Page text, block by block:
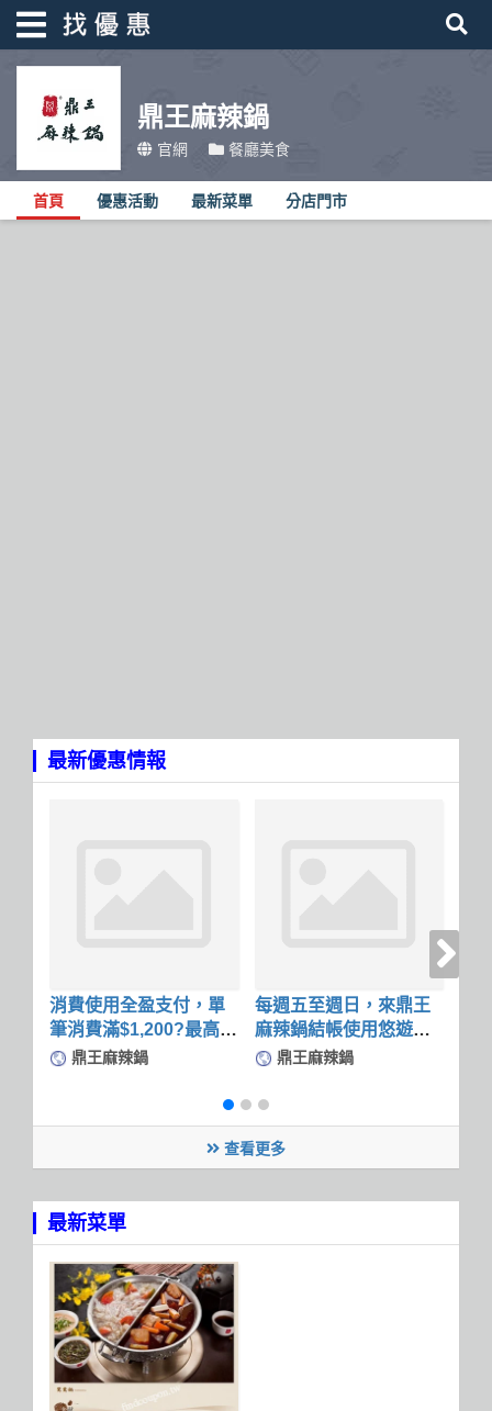
鼎王麻辣鍋
官網 餐廳美食
首頁 優惠活動 最新菜單 分店門市
最新優惠情報
消費使用全盈支付，單
筆消費滿$1,200?最高享
33%回饋
鼎王麻辣鍋
每週五至週日，來鼎王
麻辣鍋結帳使用悠遊
付，單筆滿額享2%回饋
鼎王麻辣鍋
查看更多
最新菜單
找優惠
優惠活動